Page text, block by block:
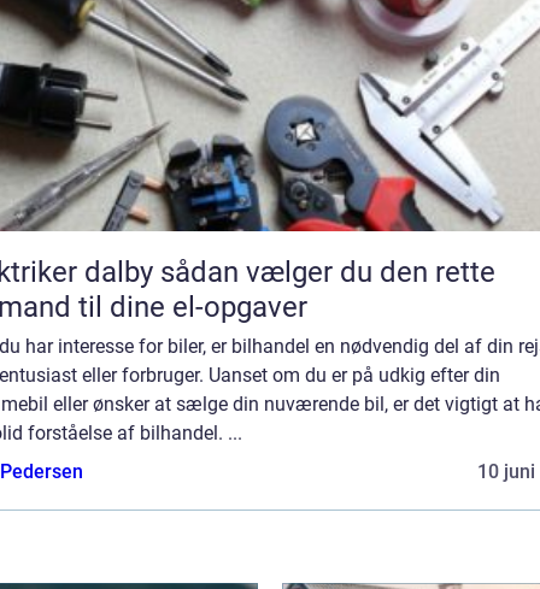
sådan vælger du den rette
til dine el-opgaver
har interesse for biler, er bilhandel en nødvendig del af din
eller forbruger. Uanset om du er på udkig efter din
eller ønsker at sælge din nuværende bil, er det vigtigt at
forståelse af bilhandel. ...
10 juni